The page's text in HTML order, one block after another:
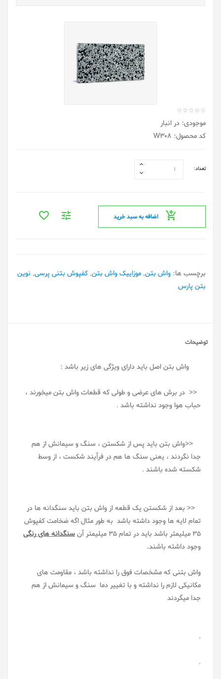
موجودی: در انبار
کد محصول: W308
تعداد:
اضافه به سبد خرید
برچسب ها: واش بتن, موزاییک واش بتن, کفپوش بتنی پرسی, نوین
بتن پارس
توضیحات
واش بتن اصل باید دارای ویژگی های زیر باشد :
<< در برش های عرضی و طولی که قطعات واش بتن میخورند ،
حباب هوا وجود نداشته باشد .
<<واش بتن باید پس از شکستن ، سنگ و سیمانش از هم
جدا نگردند ، یعنی سنگ ها هم در فرآیند شکست ، از وسط
شکسته شده باشند .
<< بعد از شکستن یک قطعه از واش بتن باید سنگدانه ها در
تمام لایه ها وجود داشته باشد به طور مثال اگه ضخامت کفپوش
35 میلیمتر باشد باید در تمام 35 میلیمتر آن
سنگدانه های رنگی
وجود داشته باشند.
واش بتنی که مشخصات فوق را نداشته باشد ، مقاومت های
مکانیکی لازم را نداشته و با تغییر دما سنگ و سیمانش از هم
جدا میگردند
.
.